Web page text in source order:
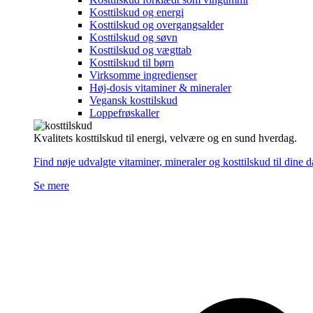
Kosttilskud og energi
Kosttilskud og overgangsalder
Kosttilskud og søvn
Kosttilskud og vægttab
Kosttilskud til børn
Virksomme ingredienser
Høj-dosis vitaminer & mineraler
Vegansk kosttilskud
Loppefrøskaller
Kvalitets kosttilskud til energi, velvære og en sund hverdag.
Find nøje udvalgte vitaminer, mineraler og kosttilskud til dine
Se mere